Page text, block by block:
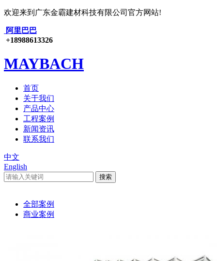
欢迎来到广东金霸建材科技有限公司官方网站!
阿里巴巴
+18988613326
MAYBACH
首页
关于我们
产品中心
工程案例
新闻资讯
联系我们
中文
English
全部案例
商业案例